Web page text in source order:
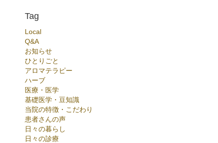
Tag
Local
Q&A
お知らせ
ひとりごと
アロマテラピー
ハーブ
医療・医学
基礎医学・豆知識
当院の特徴・こだわり
患者さんの声
日々の暮らし
日々の診療